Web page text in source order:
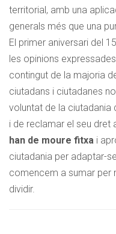
territorial, amb una
generals més que una
El primer aniversari del
les opinions
contingut de la majoria
ciutadans i ciutadanes
voluntat de la ciutadania
i de reclamar el seu dret
han de moure fitxa i
ciutadania per adaptar-
comencem a sumar per
dividir.